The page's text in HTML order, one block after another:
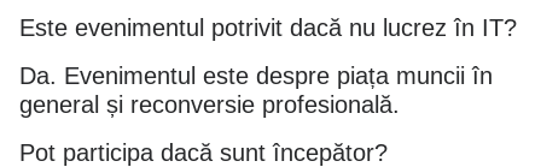
Este evenimentul potrivit dacă nu lucrez în IT?
Da. Evenimentul este despre piața muncii în
general și reconversie profesională.
Pot participa dacă sunt începător?